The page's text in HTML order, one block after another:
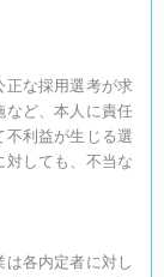
正な採用選考が求
など、本人に責任
不利益が生じる選
対しても、不当な
各内定者に対し